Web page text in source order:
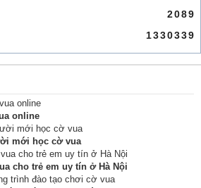
2089
1330339
online
mới học cờ vua
cho trẻ em uy tín ở Hà Nội